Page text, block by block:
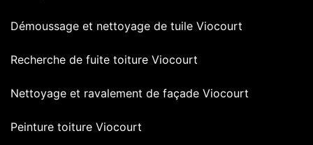
Démoussage et nettoyage de tuile Viocourt
Recherche de fuite toiture Viocourt
Nettoyage et ravalement de façade Viocourt
Peinture toiture Viocourt